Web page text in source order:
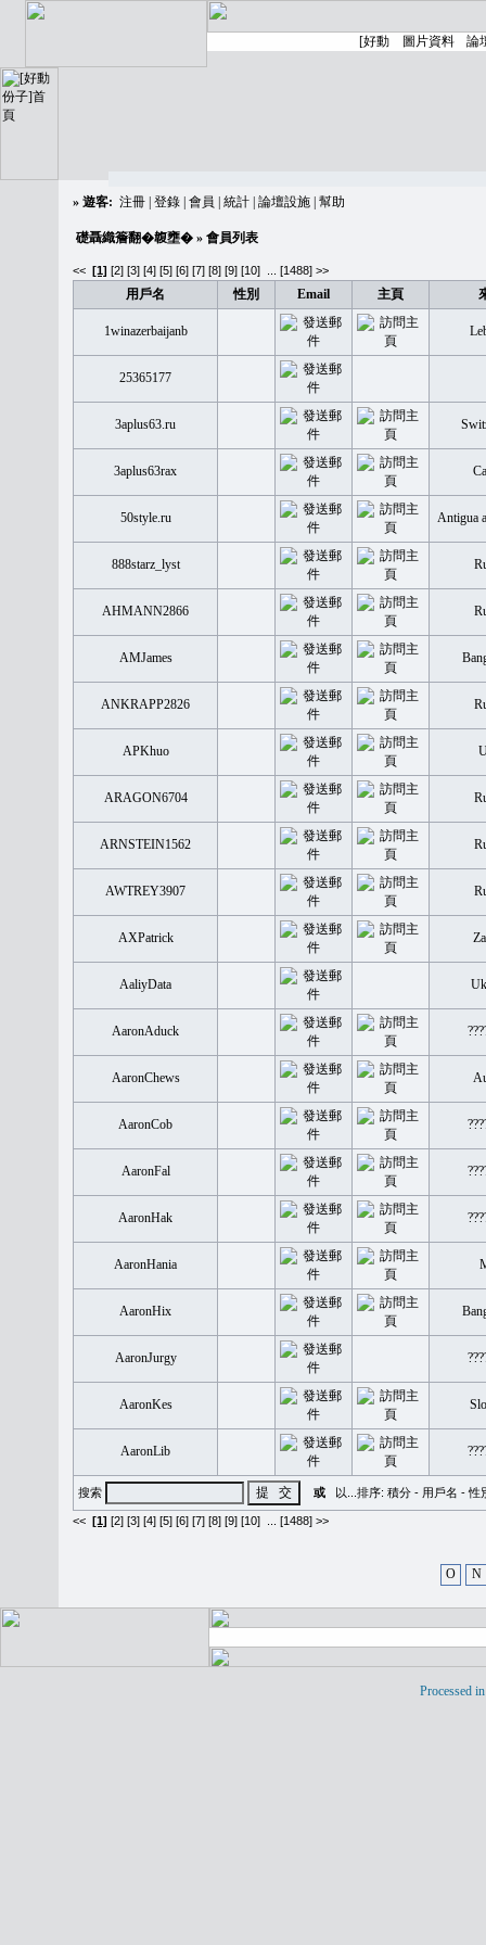
» 遊客: 注冊 登錄 會員 統計 論壇設施 幫助
礎聶織簷翻�䪖壅� » 會員列表
<< [1] [2] [3] [4] [5] [6] [7] [8] [9] [10] [1488] >>
用戶名 性別 Email 主頁
1winazerbaijanb
25365177
3aplus63.ru
3aplus63rax
50style.ru Antigua
888starz_lyst
AHMANN2866
AMJames
ANKRAPP2826
APKhuo
ARAGON6704
ARNSTEIN1562
AWTREY3907
AXPatrick
AaliyData
AaronAduck
AaronChews
AaronCob
AaronFal
AaronHak
AaronHania
AaronHix
AaronJurgy
AaronKes
AaronLib
搜索 或 以...排序: 積分 - 用戶名 -性
<< [1] [2] [3] [4] [5] [6] [7] [8] [9] [10] [1488] >>
O N
Processed